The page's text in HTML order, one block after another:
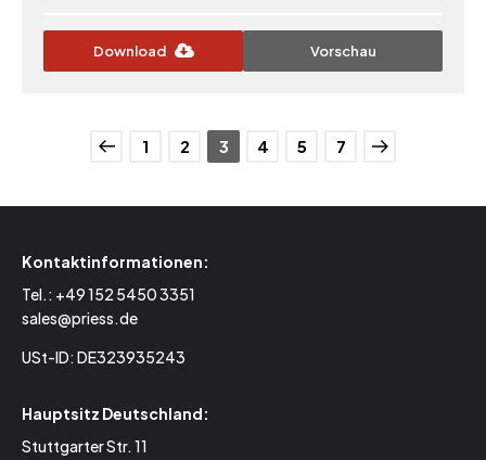
Download Vorschau
1 2 3 4 5 7
Kontaktinformationen:
Tel.: +49 152 5450 3351
sales@priess.de
USt-ID: DE323935243
Hauptsitz Deutschland:
Stuttgarter Str. 11